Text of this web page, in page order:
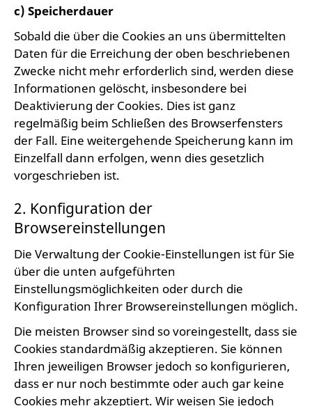
c) Speicherdauer
Sobald die über die Cookies an uns übermittelten
Daten für die Erreichung der oben beschriebenen
Zwecke nicht mehr erforderlich sind, werden diese
Informationen gelöscht, insbesondere bei
Deaktivierung der Cookies. Dies ist ganz
regelmäßig beim Schließen des Browserfensters
der Fall. Eine weitergehende Speicherung kann im
Einzelfall dann erfolgen, wenn dies gesetzlich
vorgeschrieben ist.
2. Konfiguration der
Browsereinstellungen
Die Verwaltung der Cookie-Einstellungen ist für Sie
über die unten aufgeführten
Einstellungsmöglichkeiten oder durch die
Konfiguration Ihrer Browsereinstellungen möglich.
Die meisten Browser sind so voreingestellt, dass sie
Cookies standardmäßig akzeptieren. Sie können
Ihren jeweiligen Browser jedoch so konfigurieren,
dass er nur noch bestimmte oder auch gar keine
Cookies mehr akzeptiert. Wir weisen Sie jedoch